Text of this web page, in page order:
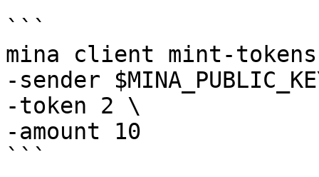
```
mina client mint-
-sender
-token 2 \
-amount 10
```